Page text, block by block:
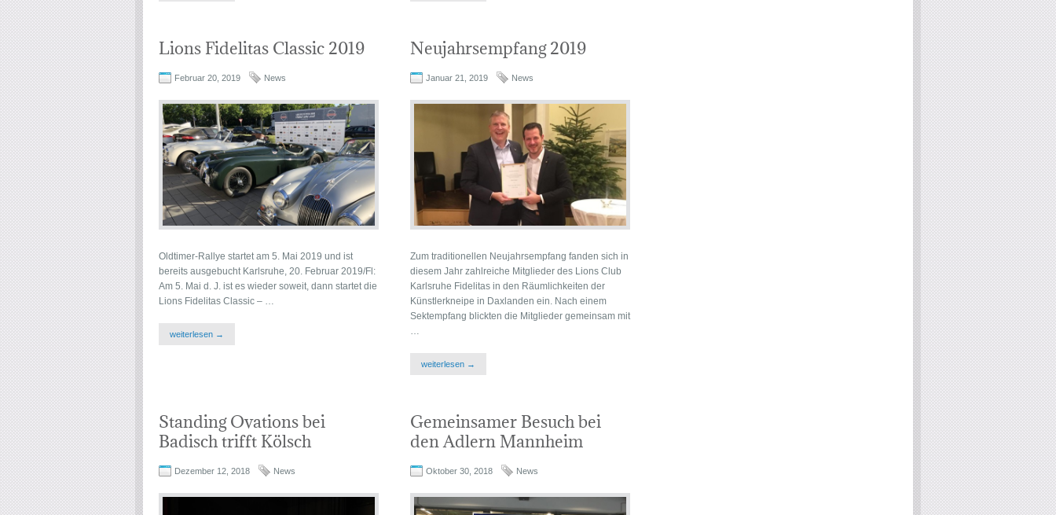
Lions Fidelitas Classic 2019
Februar 20, 2019 News
Oldtimer-Rallye startet am 5. Mai 2019 und ist
bereits ausgebucht Karlsruhe, 20. Februar 2019/Fl:
Am 5. Mai d. J. ist es wieder soweit, dann startet die
Lions Fidelitas Classic – …
weiterlesen →
Neujahrsempfang 2019
Januar 21, 2019 News
Zum traditionellen Neujahrsempfang fanden sich in
diesem Jahr zahlreiche Mitglieder des Lions Club
Karlsruhe Fidelitas in den Räumlichkeiten der
Künstlerkneipe in Daxlanden ein. Nach einem
Sektempfang blickten die Mitglieder gemeinsam mit
…
weiterlesen →
Standing Ovations bei
Badisch trifft Kölsch
Dezember 12, 2018 News
Gemeinsamer Besuch bei
den Adlern Mannheim
Oktober 30, 2018 News